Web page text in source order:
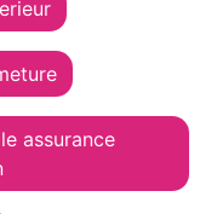
assurance